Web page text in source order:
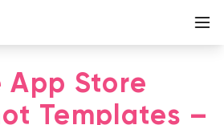
App Store
Templates –